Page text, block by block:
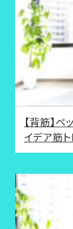
【背筋】
イデア筋ト